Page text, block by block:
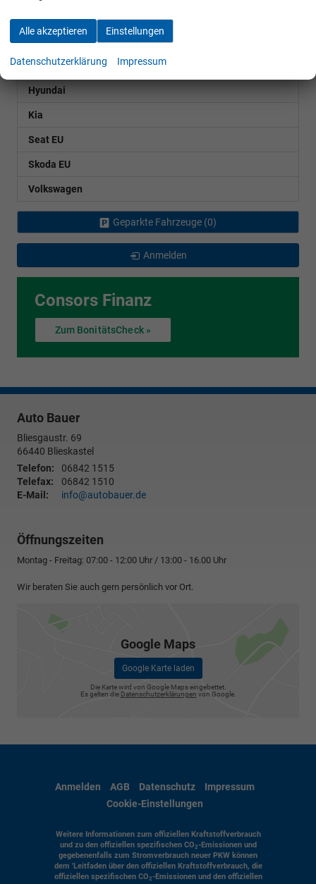
Fiat
Tipo Kombi
Ford
Hyundai
Kia
Seat EU
Skoda EU
Volkswagen
Geparkte Fahrzeuge (0)
Anmelden
Consors Finanz
Zum BonitätsCheck »
Auto Bauer
Bliesgaustr. 69
66440 Blieskastel
Telefon:
06842 1515
Telefax:
06842 1510
E-Mail:
info@autobauer.de
Öffnungszeiten
Montag - Freitag: 07:00 - 12:00 Uhr / 13:00 - 16.00 Uhr
Wir beraten Sie auch gern persönlich vor Ort.
Google Maps
Google Karte laden
Die Karte wird von Google Maps eingebettet.
Es gelten die Datenschutzerklärungen von Google.
Anmelden AGB Datenschutz
Impressum
Cookie-Einstellungen
Weitere Informationen zum offiziellen Kraftstoffverbrauch
und zu den offiziellen spezifischen CO2-Emissionen und
gegebenenfalls zum Stromverbrauch neuer PKW können
dem 'Leitfaden über den offiziellen Kraftstoffverbrauch, die
offiziellen spezifischen CO2-Emissionen und den offiziellen
Alle akzeptieren Einstellungen
Datenschutzerklärung Impressum